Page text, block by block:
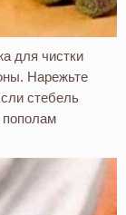
для чистки
Нарежьте
стебель
пополам